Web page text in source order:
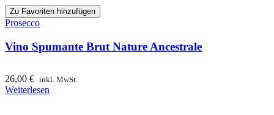
Zu Favoriten hinzufügen
Prosecco
Vino Spumante Brut Nature Ancestrale
26,00 € inkl. MwSt.
Weiterlesen